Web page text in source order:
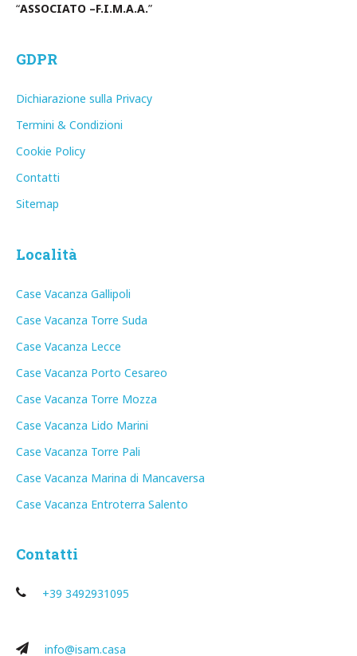
“ASSOCIATO –F.I.M.A.A.”
GDPR
Dichiarazione sulla Privacy
Termini & Condizioni
Cookie Policy
Contatti
Sitemap
Località
Case Vacanza Gallipoli
Case Vacanza Torre Suda
Case Vacanza Lecce
Case Vacanza Porto Cesareo
Case Vacanza Torre Mozza
Case Vacanza Lido Marini
Case Vacanza Torre Pali
Case Vacanza Marina di Mancaversa
Case Vacanza Entroterra Salento
Contatti
+39 3492931095
info@isam.casa